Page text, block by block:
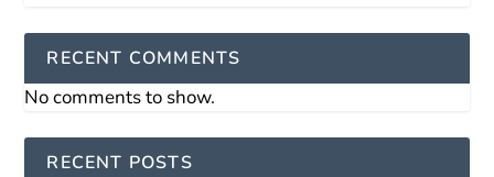
RECENT COMMENTS
No comments to show.
RECENT POSTS